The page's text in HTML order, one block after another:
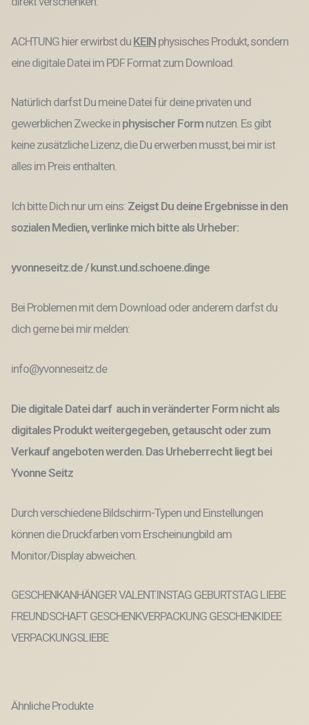
ACHTUNG hier erwirbst du KEIN physisches Produkt, sondern
eine digitale Datei im PDF Format zum Download.
Natürlich darfst Du meine Datei für deine privaten und
gewerblichen Zweckein physischer Form nutzen. Es gibt
keinezusätzliche Lizenz, die Du erwerben musst,bei mir ist
alles im Preis enthalten.
Ich bitte Dich nur um eins: Zeigst Du deine Ergebnisse in den
sozialen Medien, verlinke mich bitte als Urheber:
yvonneseitz.de / kunst.und.schoene.dinge
Bei Problemen mit dem Download oder anderem darfst du
dich gerne bei mir melden:
info@yvonneseitz.de
Die digitale Datei darf auch in veränderter Form nicht als
digitales Produkt weitergegeben, getauscht oder zum
Verkauf angeboten werden. Das Urheberrecht liegt bei
Yvonne Seitz
Durch verschiedene Bildschirm-Typen und Einstellungen
können die Druckfarben vom Erscheinungbild am
Monitor/Display abweichen.
GESCHENKANHÄNGER VALENTINSTAG GEBURTSTAG LIEBE
FREUNDSCHAFT GESCHENKVERPACKUNG GESCHENKIDEE
VERPACKUNGSLIEBE
Ähnliche Produkte